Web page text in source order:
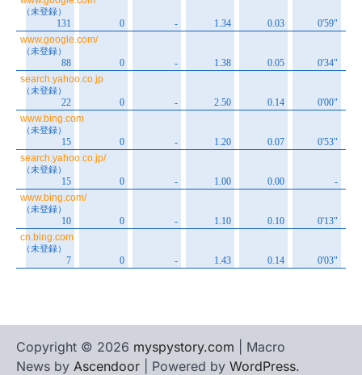
Copyright © 2026 myspystory.com | Macro
News by Ascendoor | Powered by WordPress.